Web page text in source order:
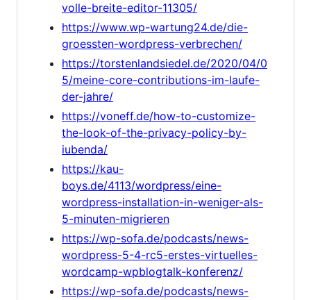
volle-breite-editor-11305/
https://www.wp-wartung24.de/die-
groessten-wordpress-verbrechen/
https://torstenlandsiedel.de/2020/04/0
5/meine-core-contributions-im-laufe-
der-jahre/
https://voneff.de/how-to-customize-
the-look-of-the-privacy-policy-by-
iubenda/
https://kau-
boys.de/4113/wordpress/eine-
wordpress-installation-in-weniger-als-
5-minuten-migrieren
https://wp-sofa.de/podcasts/news-
wordpress-5-4-rc5-erstes-virtuelles-
wordcamp-wpblogtalk-konferenz/
https://wp-sofa.de/podcasts/news-